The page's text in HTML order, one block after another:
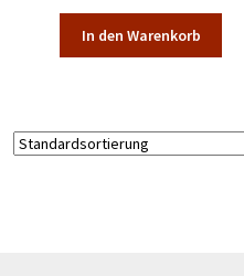
In den Warenkorb